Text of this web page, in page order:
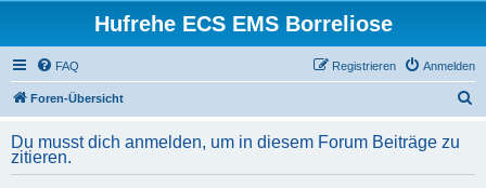
Hufrehe ECS EMS Borreliose
FAQ Anmelden
Registrieren
Foren-Übersicht
h
Du musst dich anmelden, um in diesem Forum Beiträge zu
zitieren.